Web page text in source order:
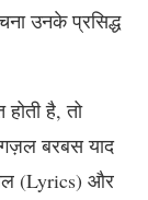
उनके प्रसिद्ध
है, तो
बरबस याद
(Lyrics) और